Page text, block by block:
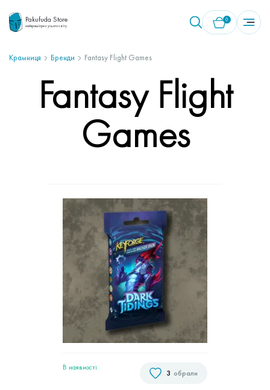
Pakufuda Store
найкращі ігри з усього світу
0
Крамниця Бренди Fantasy Flight Games
Fantasy Flight
Games
обрали
3
В наявностi